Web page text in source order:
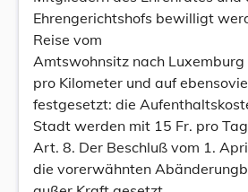
Ehrengerichtshofs bewilligt
Reise vom
Amtswohnsitz nach Luxemburg
pro Kilometer und auf
festgesetzt: die
Stadt werden mit 15 Fr. pro
Art. 8. Der Beschluß vom 1.
die vorerwähnten